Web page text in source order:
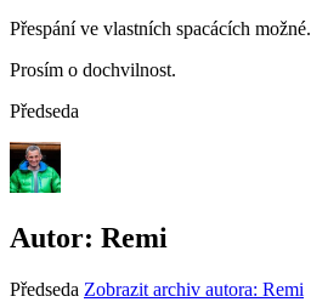
Přespání ve vlastních spacácích možné.
Prosím o dochvilnost.
Předseda
Autor: Remi
Předseda Zobrazit archiv autora: Remi